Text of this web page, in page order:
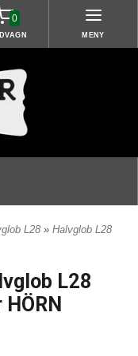
0
MENY
L28 » Halvglob L28
L28